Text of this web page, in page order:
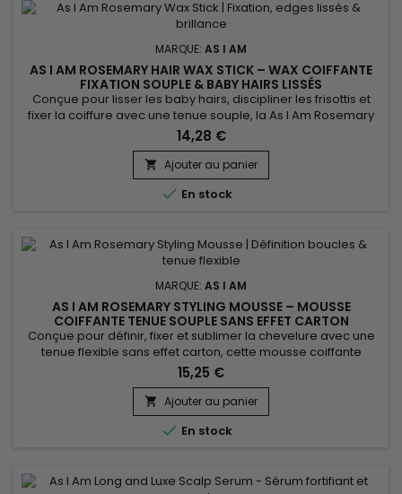
MARQUE: AS I AM
AS I AM ROSEMARY HAIR WAX STICK – WAX COIFFANTE
FIXATION SOUPLE & BABY HAIRS LISSÉS
Conçue pour lisser les baby hairs, discipliner les frisottis et
fixer la coiffure avec une tenue souple, la As I Am Rosemary
Wax Stick offre un fini net et brillant sans effet cartonné ni
pellicules. Idéale pour chignons, plaquages et finitions
précises, elle garantit un rendu propre sans résidus. Enrichie
en 10 % d’huile de romarin, Saw Palmetto,...
14,28 €
 Ajouter au panier
 En stock
MARQUE: AS I AM
AS I AM ROSEMARY STYLING MOUSSE – MOUSSE
COIFFANTE TENUE SOUPLE SANS EFFET CARTON
Conçue pour définir, fixer et sublimer la chevelure avec une
tenue flexible sans effet carton, cette mousse coiffante
infusée au romarin est idéale pour les cheveux bouclés,
frisés ou texturés. Elle apporte volume, contrôle les frisottis et
laisse les boucles rebondies, douces et brillantes. Enrichie en
huile de romarin, biotine, Saw Palmetto, huile...
15,25 €
 Ajouter au panier
 En stock